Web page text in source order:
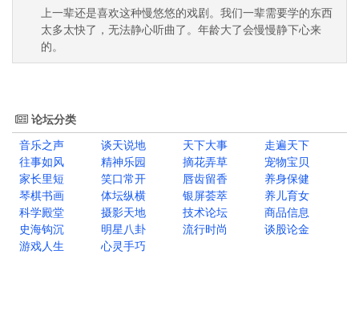
上一辈还是喜欢这种慢悠悠的戏剧。我们一辈需要学的东西
太多太快了，无法静心听曲了。年龄大了会慢慢静下心来
的。
论坛分类
音乐之声
谈天说地 天下大事
走遍天下
往事如风
精神乐园 摘花弄草
宠物宝贝
家长里短
笑口常开 唇齿留香
养身保健
琴棋书画
体坛纵横 银屏荟萃
养儿育女
科学殿堂
摄影天地 技术论坛
商品信息
史海钩沉
明星八卦 流行时尚
谈股论金
游戏人生
心灵手巧